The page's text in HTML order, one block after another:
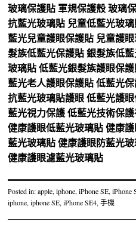
玻璃保護貼 軍規保護殼玻璃
抗藍光玻璃貼 兒童低藍光玻
藍光兒童護眼保護貼 兒童護
髮族低藍光保護貼銀髮族低
玻璃貼低藍光銀髮族護眼保
藍光老人護眼保護貼低藍光
抗藍光玻璃貼護眼低藍光護
藍光視力保護低藍光技術保
健康護眼低藍光玻璃貼健康
藍光玻璃貼健康護眼防藍光
健康護眼濾藍光玻璃貼
Posted in:apple,iphone,iPhone SE,iPhone
iphone,iphone SE,iPhone SE4,手機